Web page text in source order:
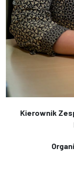
Kierownik